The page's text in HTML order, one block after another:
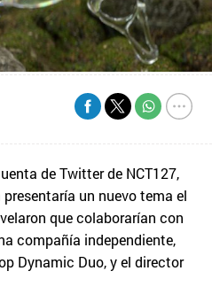
de Twitter de NCT127,
un nuevo tema el
que colaborarían con
compañía independiente,
Dynamic Duo, y el director